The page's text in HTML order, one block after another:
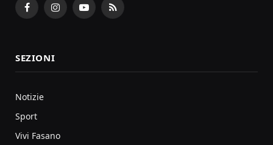
FacebookInstagramYouTubeRSS
SEZIONI
Notizie
Sport
Vivi Fasano